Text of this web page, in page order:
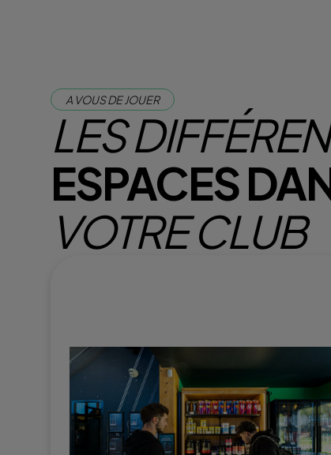
A VOUS DE JOUER
LES
ESPACES
VOTRE CLUB